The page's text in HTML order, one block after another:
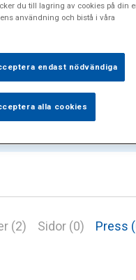
(2) Sidor (0) Press
du till lagring av cookies på din
användning och bistå i våra
endast nödvändiga
alla cookies